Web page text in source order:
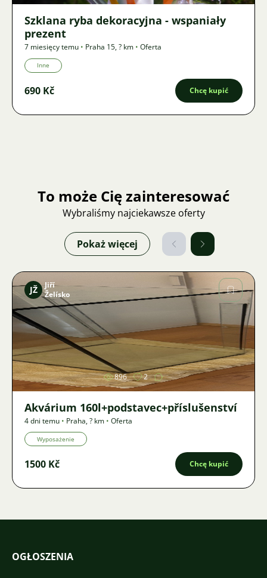
Szklana ryba dekoracyjna - wspaniały
prezent
7 miesięcy temu • Praha 15,? km • Oferta
Inne
690 Kč Chcę kupić
To może Cię zainteresować
Wybraliśmy najciekawsze oferty
Pokaż więcej
Zdjęcie
JŽ
Jiří
Želísko
896 2
Akvárium 160l+podstavec+příslušenství
4 dni temu • Praha,? km • Oferta
Wyposażenie
1500 Kč Chcę kupić
OGŁOSZENIA